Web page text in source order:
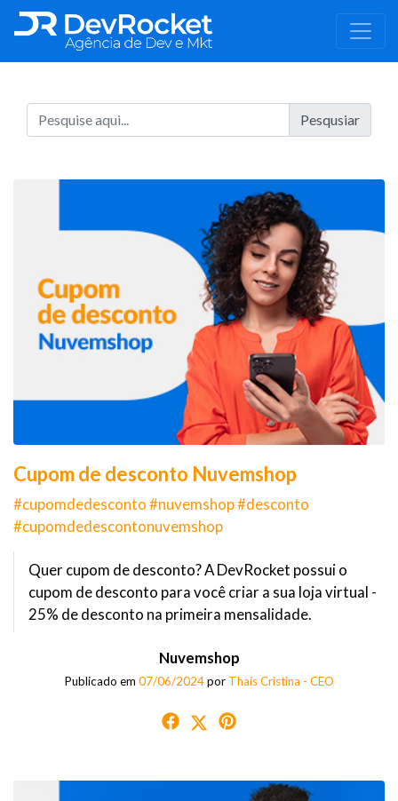
Pesqusiar
Cupom de desconto Nuvemshop
#cupomdedesconto #nuvemshop #desconto
#cupomdedescontonuvemshop
Quer cupom de desconto? A DevRocket possui o
cupom de desconto para você criar a sua loja virtual -
25% de desconto na primeira mensalidade.
Nuvemshop
Publicado em 07/06/2024por Thaís Cristina - CEO